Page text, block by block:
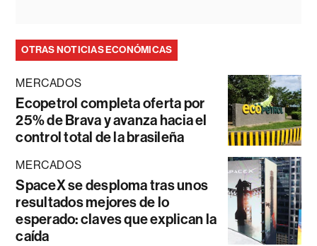
OTRAS NOTICIAS ECONÓMICAS
MERCADOS
Ecopetrol completa oferta por
25% de Brava y avanza hacia el
control total de la brasileña
MERCADOS
SpaceX se desploma tras unos
resultados mejores de lo
esperado: claves que explican la
caída